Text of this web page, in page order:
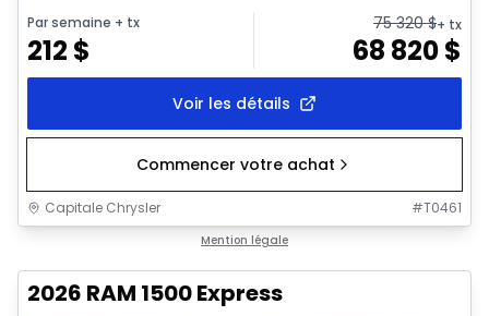
Par semaine + tx
212 $
75 320$+ tx
68 820$
Voir les détails
Commencer votre achat
Capitale Chrysler #T0461
Mention légale
2026 RAM 1500 Express